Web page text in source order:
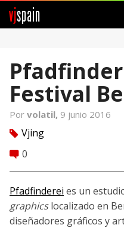
vjspain
Foros
Noticias
Vjspain
Ayuda
Contacto
Entrar
Festival
Por volatil, 9 junio 2016
tag Vjing
comment 0
Pfadfinderei es un
graphicslocalizado en
diseñadores gráficos y